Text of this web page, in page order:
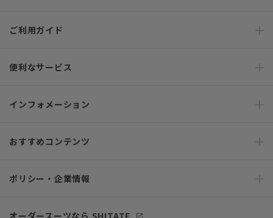
ご利用ガイド
便利なサービス
インフォメーション
おすすめコンテンツ
ポリシー・企業情報